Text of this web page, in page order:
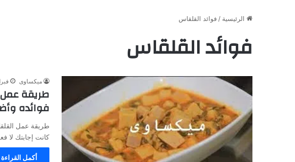
الرئيسية / فوائد القلقاس
فوائد القلقاس
ميكساوى فبراير
طريقة
فوائده
طريقة عمل
كانت إجابتك لا
أكمل